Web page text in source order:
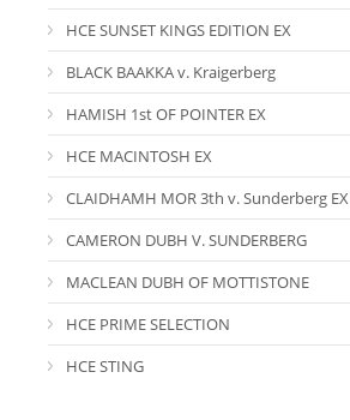
HCE SUNSET KINGS EDITION EX
BLACK BAAKKA v. Kraigerberg
HAMISH 1st OF POINTER EX
HCE MACINTOSH EX
CLAIDHAMH MOR 3th v. Sunderberg EX
CAMERON DUBH V. SUNDERBERG
MACLEAN DUBH OF MOTTISTONE
HCE PRIME SELECTION
HCE STING